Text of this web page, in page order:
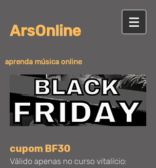
ArsOnline
aprenda música online
cupom BF30
Válido apenas no curso vitalício: